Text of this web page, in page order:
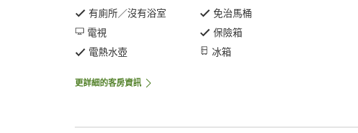
有廁所／沒有浴室
免治馬桶
電視
保險箱
電熱水壺
冰箱
更詳細的客房資訊